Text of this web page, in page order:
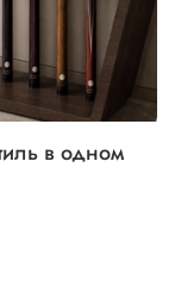
в одном